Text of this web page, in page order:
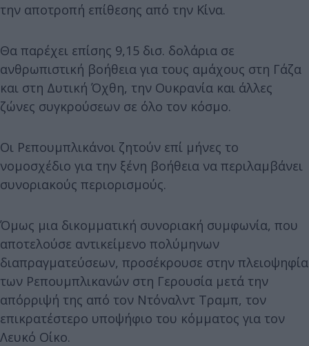
την αποτροπή επίθεσης από την Κίνα.
Θα παρέχει επίσης 9,15 δισ. δολάρια σε
ανθρωπιστική βοήθεια για τους αμάχους στη Γάζα
και στη Δυτική Όχθη, την Ουκρανία και άλλες
ζώνες συγκρούσεων σε όλο τον κόσμο.
Οι Ρεπουμπλικάνοι ζητούν επί μήνες το
νομοσχέδιο για την ξένη βοήθεια να περιλαμβάνει
συνοριακούς περιορισμούς.
Όμως μια δικομματική συνοριακή συμφωνία, που
αποτελούσε αντικείμενο πολύμηνων
διαπραγματεύσεων, προσέκρουσε στην πλειοψηφία
των Ρεπουμπλικανών στη Γερουσία μετά την
απόρριψή της από τον Ντόναλντ Τραμπ, τον
επικρατέστερο υποψήφιο του κόμματος για τον
Λευκό Οίκο.